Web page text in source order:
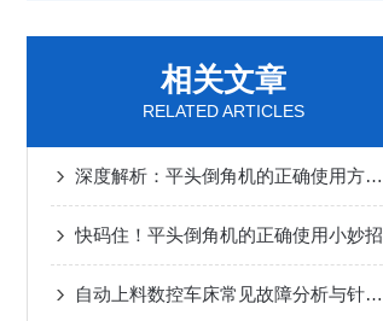
相关文章
RELATED ARTICLES
深度解析：平头倒角机的正确使用方法全攻略
快码住！平头倒角机的正确使用小妙招
自动上料数控车床常见故障分析与针对性解决方法分享